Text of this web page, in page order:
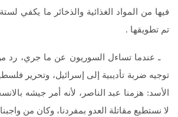
فيها من المواد الغذائية والذخائر ما يكفي
تم تطويقها .
ـ عندما تساءل السوريون عن ما جري، رد
توجيه ضربة تأديبية إلى إسرائيل، وتحرير
الأسد: هزمنا عبد الناصر، لأنه أمر جيشه
لا نستطيع مقاتلة العدو بمفردنا، وكان من